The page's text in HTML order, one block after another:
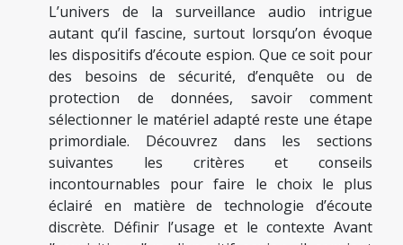
L’univers de la surveillance audio intrigue
autant qu’il fascine, surtout lorsqu’on évoque
les dispositifs d’écoute espion. Que ce soit pour
des besoins de sécurité, d’enquête ou de
protection de données, savoir comment
sélectionner le matériel adapté reste une étape
primordiale. Découvrez dans les sections
suivantes les critères et conseils
incontournables pour faire le choix le plus
éclairé en matière de technologie d’écoute
discrète. Définir l’usage et le contexte Avant